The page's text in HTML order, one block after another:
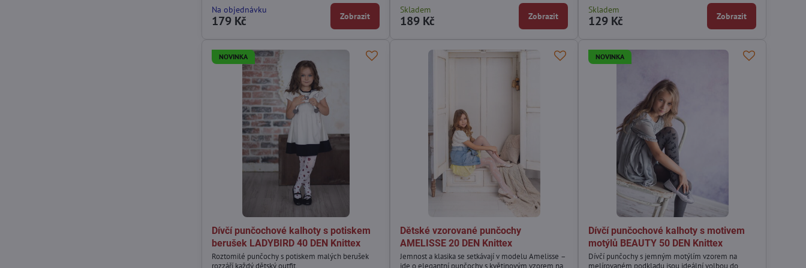
Na objednávku
179 Kč Zobrazit
Skladem
189 Kč Zobrazit
Skladem
129 Kč Zobrazit
NOVINKA
Dívčí punčochové kalhoty s potiskem
berušek LADYBIRD 40 DEN Knittex
Roztomilé punčochy s potiskem malých berušek
rozzáří každý dětský outfit.
Dětské vzorované punčochy
AMELISSE 20 DEN Knittex
Jemnost a klasika se setkávají v modelu Amelisse –
jde o elegantní punčochy s květinovým vzorem na
NOVINKA
Dívčí punčochové kalhoty s motivem
motýlů BEAUTY 50 DEN Knittex
Dívčí punčochy s jemným motýlím vzorem na
melírovaném podkladu jsou ideální volbou do